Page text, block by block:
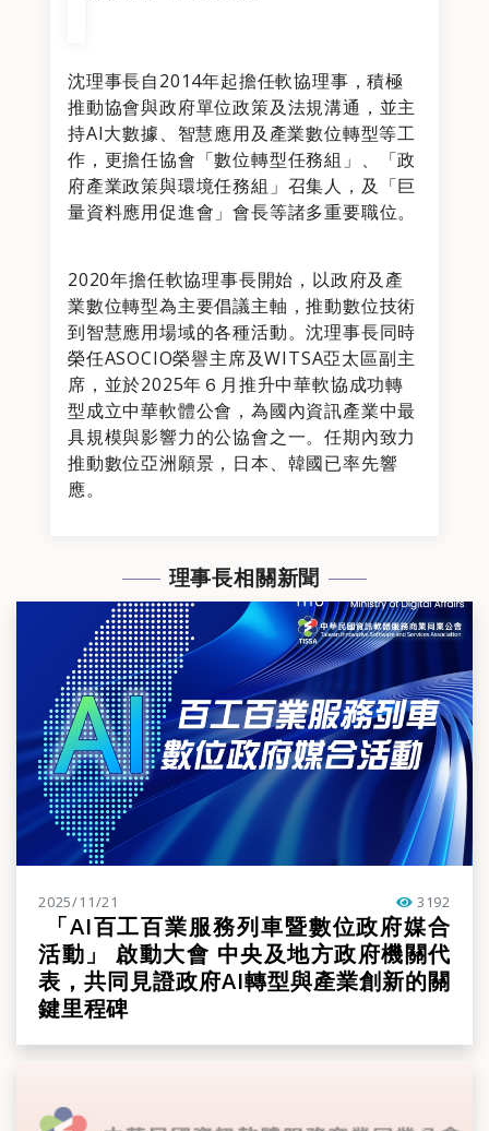
沈理事長自2014年起擔任軟協理事，積極
推動協會與政府單位政策及法規溝通，並主
持AI大數據、智慧應用及產業數位轉型等工
作，更擔任協會「數位轉型任務組」、「政
府產業政策與環境任務組」召集人，及「巨
量資料應用促進會」會長等諸多重要職位。
2020年擔任軟協理事長開始，以政府及產
業數位轉型為主要倡議主軸，推動數位技術
到智慧應用場域的各種活動。沈理事長同時
榮任ASOCIO榮譽主席及WITSA亞太區副主
席，並於2025年６月推升中華軟協成功轉
型成立中華軟體公會，為國內資訊產業中最
具規模與影響力的公協會之一。任期內致力
推動數位亞洲願景，日本、韓國已率先響
應。
理事長相關新聞
2025/11/21 點閱率
3192
「AI百工百業服務列車暨數位政府媒合
活動」 啟動大會 中央及地方政府機關代
表，共同見證政府AI轉型與產業創新的關
鍵里程碑